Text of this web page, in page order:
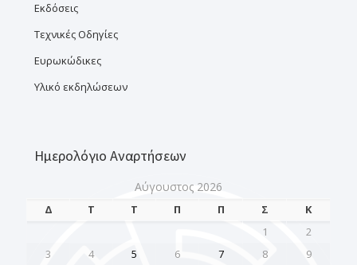
Εκδόσεις
Τεχνικές Οδηγίες
Ευρωκώδικες
Υλικό εκδηλώσεων
Ημερολόγιο Αναρτήσεων
Αύγουστος 2026
Δ Τ Τ Π Π Σ
Κ
1
2
3
4 5 6 7 8 9